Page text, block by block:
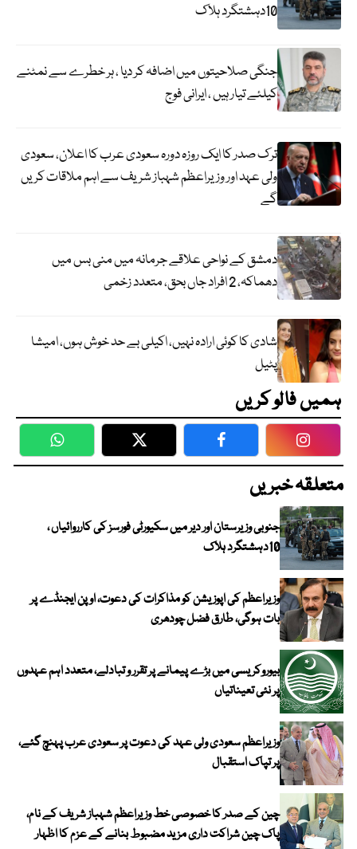
10دہشتگرد ہلاک
جنگی صلاحیتوں میں اضافہ کر دیا ، ہر خطرے سے نمٹنے
کیلئے تیار ہیں ، ایرانی فوج
ترک صدر کا ایک روزہ دورہ سعودی عرب کا اعلان، سعودی
ولی عہد اور وزیراعظم شہباز شریف سے اہم ملاقات کریں
گے
دمشق کے نواحی علاقے جرمانہ میں منی بس میں
دھماکہ، 2 افراد جاں بحق، متعدد زخمی
شادی کا کوئی ارادہ نہیں، اکیلی بے حد خوش ہوں، امیشا
پٹیل
ہمیں فالو کریں
WhatsApp Twitter Facebook
متعلقہ خبریں
جنوبی وزیرستان اور دیر میں سکیورٹی فورسز کی کارروائیاں ،
10دہشتگرد ہلاک
وزیراعظم کی اپوزیشن کو مذاکرات کی دعوت، اوپن ایجنڈے پر
بات ہوگی، طارق فضل چودھری
بیوروکریسی میں بڑے پیمانے پر تقرر و تبادلے، متعدد اہم عہدوں
پر نئی تعیناتیاں
وزیراعظم سعودی ولی عہد کی دعوت پر سعودی عرب پہنچ گئے،
پر تپاک استقبال
چین کے صدر کا خصوصی خط وزیراعظم شہباز شریف کے نام،
پاک چین شراکت داری مزید مضبوط بنانے کے عزم کا اظہار